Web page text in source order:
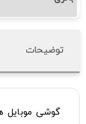
توضیحات